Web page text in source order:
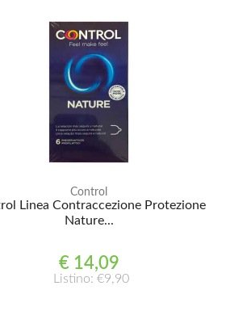
Control
Linea Contraccezione Protezione
Nature...
€ 14,09
Listino: €9,90